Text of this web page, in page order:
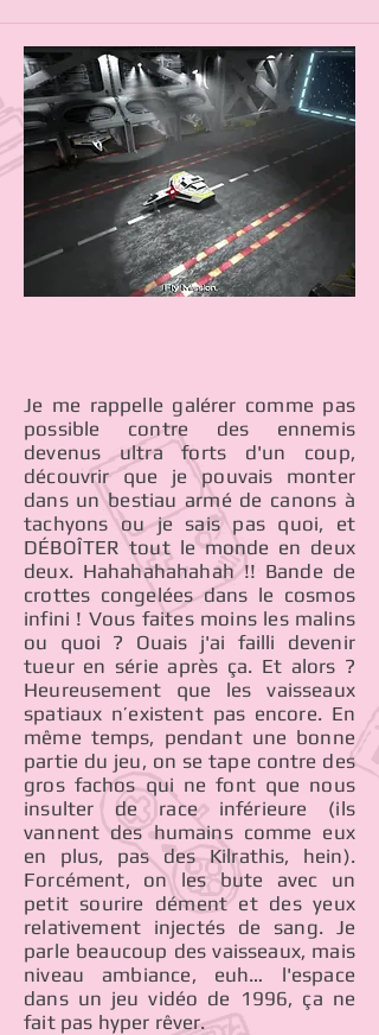
Je me rappelle galérer comme pas
possible contre des ennemis
devenus ultra forts d'un coup,
découvrir que je pouvais monter
dans un bestiau armé de canons à
tachyons ou je sais pas quoi, et
DÉBOÎTER tout le monde en deux
deux. Hahahahahahah !! Bande de
crottes congelées dans le cosmos
infini ! Vous faites moins les malins
ou quoi ? Ouais j'ai failli devenir
tueur en série après ça. Et alors ?
Heureusement que les vaisseaux
spatiaux n’existent pas encore. En
même temps, pendant une bonne
partie du jeu, on se tape contre des
gros fachos qui ne font que nous
insulter de race inférieure (ils
vannent des humains comme eux
en plus, pas des Kilrathis, hein).
Forcément, on les bute avec un
petit sourire dément et des yeux
relativement injectés de sang. Je
parle beaucoup des vaisseaux, mais
niveau ambiance, euh… l'espace
dans un jeu vidéo de 1996, ça ne
fait pas hyper rêver.